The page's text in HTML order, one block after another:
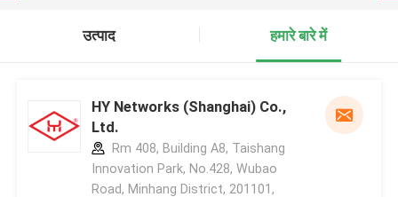
उत्पाद हमारे बारे में
HY Networks (Shanghai) Co.,
Ltd.
Rm 408, Building A8, Taishang
Innovation Park, No.428, Wubao
Road, Minhang District, 201101,